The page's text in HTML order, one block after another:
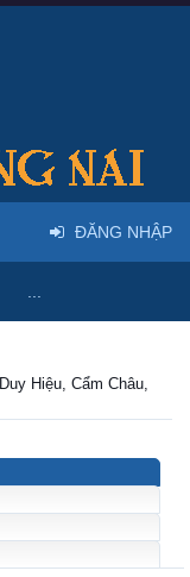
Hiệu, Cẩm Châu,
ĐĂNG NHẬP